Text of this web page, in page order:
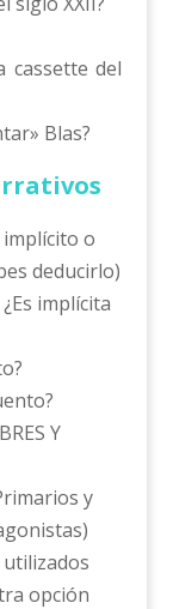
cassette del
Blas?
implícito o
deducirlo)
implícita
Y
y
utilizados
opción